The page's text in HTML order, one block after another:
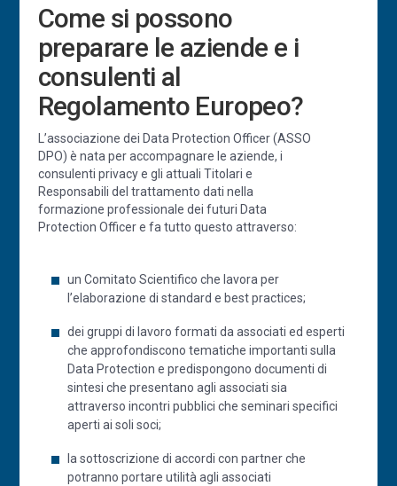
Come si possono
preparare le aziende e i
consulenti al
Regolamento Europeo?
L’associazione dei Data Protection Officer (ASSO
DPO) è nata per accompagnare le aziende, i
consulenti privacy e gli attuali Titolari e
Responsabili del trattamento dati nella
formazione professionale dei futuri Data
Protection Officer e fa tutto questo attraverso:
un Comitato Scientifico che lavora per
l’elaborazione di standard e best practices;
dei gruppi di lavoro formati da associati ed esperti
che approfondiscono tematiche importanti sulla
Data Protection e predispongono documenti di
sintesi che presentano agli associati sia
attraverso incontri pubblici che seminari specifici
aperti ai soli soci;
la sottoscrizione di accordi con partner che
potranno portare utilità agli associati